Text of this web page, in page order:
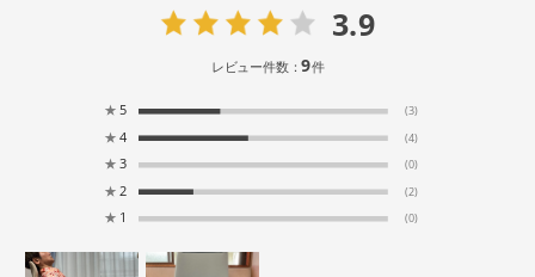
3.9
レビュー件数：9件
★ 5 (3)
★ 4 (4)
★ 3 (0)
★ 2 (2)
★ 1 (0)